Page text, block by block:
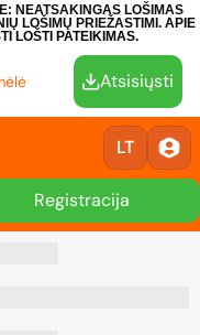
NEATSAKINGAS LOŠIMAS
LOŠIMŲ PRIEŽASTIMI. APIE
LOŠTI PATEIKIMAS.
Atsisiųsti
LT
Registracija